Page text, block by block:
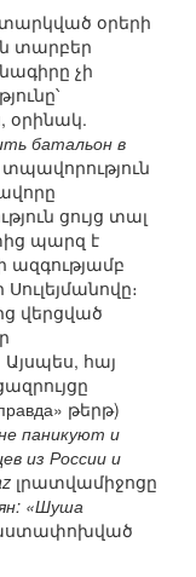
օրերի
տարբեր
չի
օրինակ.
батальон в
ցույց տալ
պարզ է
ազգությամբ
վերցված
հայ
թերթ)
паникуют и
из России и
լրատվամիջոցը
«Шуша